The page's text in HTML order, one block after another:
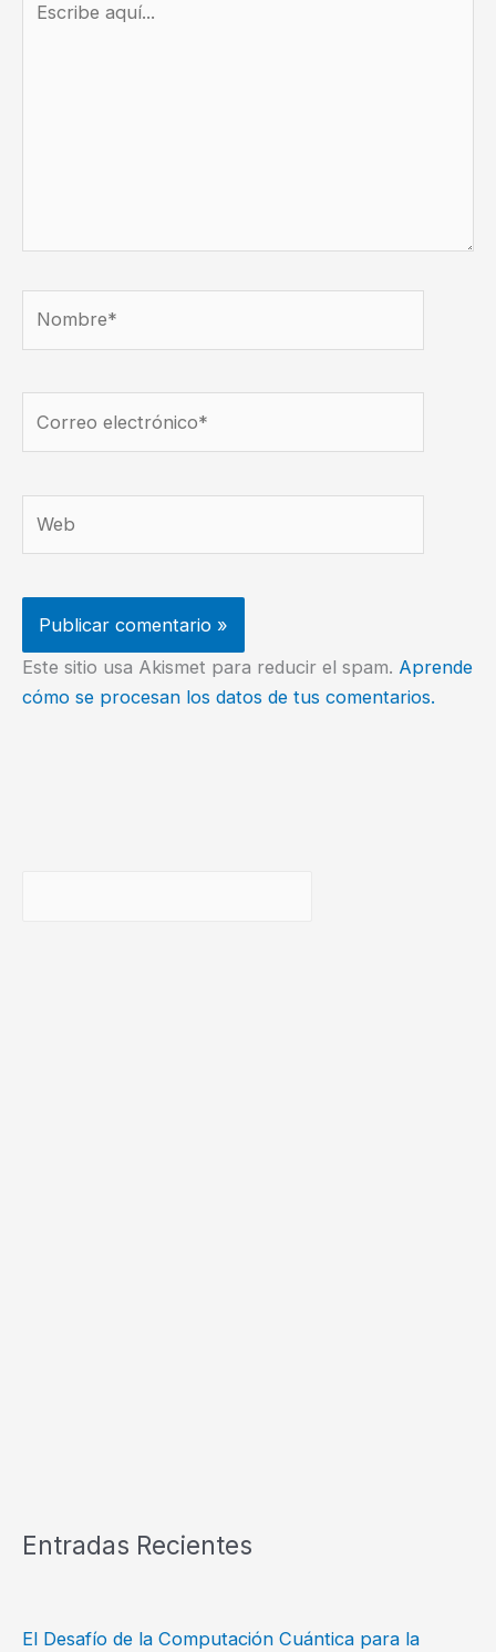
aquí...
electrónico*
Este sitio usa Akismet para reducir el spam. Aprende
cómo se procesan los datos de tus comentarios.
Entradas Recientes
El Desafío de la Computación Cuántica para la